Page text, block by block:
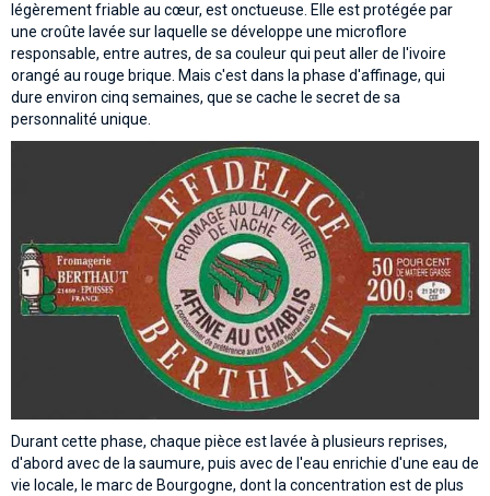
légèrement friable au cœur, est onctueuse. Elle est protégée par
une croûte lavée sur laquelle se développe une microflore
responsable, entre autres, de sa couleur qui peut aller de l'ivoire
orangé au rouge brique. Mais c'est dans la phase d'affinage, qui
dure environ cinq semaines, que se cache le secret de sa
personnalité unique.
Durant cette phase, chaque pièce est lavée à plusieurs reprises,
d'abord avec de la saumure, puis avec de l'eau enrichie d'une eau de
vie locale, le marc de Bourgogne, dont la concentration est de plus